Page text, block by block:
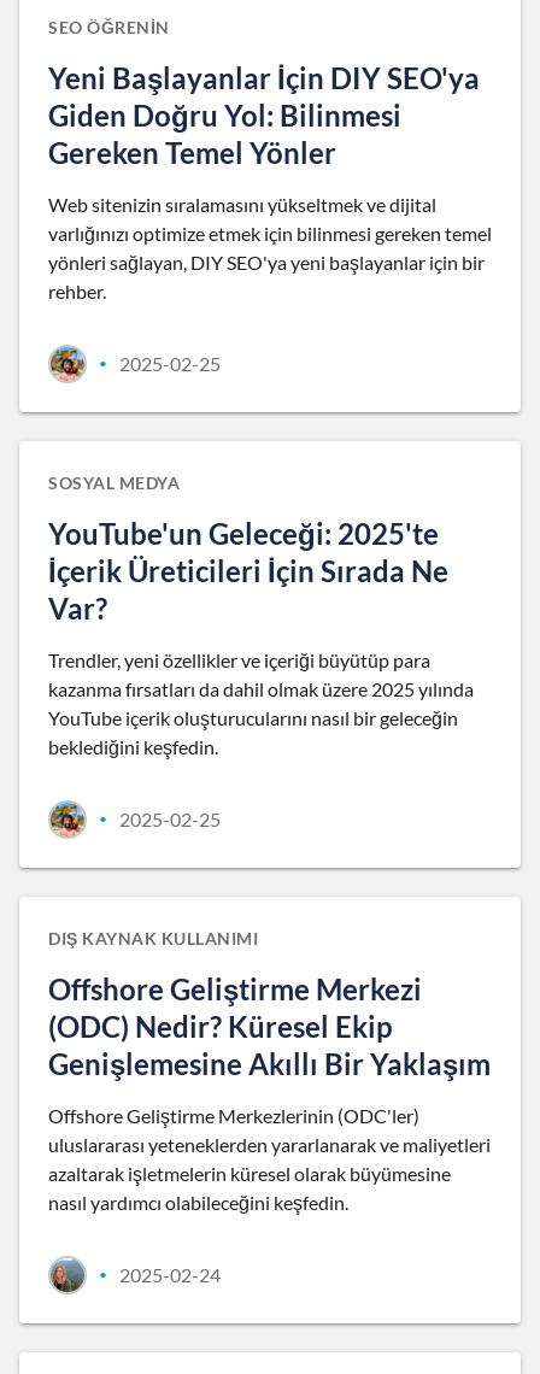
SEO ÖĞRENIN
Yeni Başlayanlar İçin DIY SEO'ya
Giden Doğru Yol: Bilinmesi
Gereken Temel Yönler
Web sitenizin sıralamasını yükseltmek ve dijital
varlığınızı optimize etmek için bilinmesi gereken temel
yönleri sağlayan, DIY SEO'ya yeni başlayanlar için bir
rehber.
• 2025-02-25
SOSYAL MEDYA
YouTube'un Geleceği: 2025'te
İçerik Üreticileri İçin Sırada Ne
Var?
Trendler, yeni özellikler ve içeriği büyütüp para
kazanma fırsatları da dahil olmak üzere 2025 yılında
YouTube içerik oluşturucularını nasıl bir geleceğin
beklediğini keşfedin.
• 2025-02-25
DIŞ KAYNAK KULLANIMI
Offshore Geliştirme Merkezi
(ODC) Nedir? Küresel Ekip
Genişlemesine Akıllı Bir Yaklaşım
Offshore Geliştirme Merkezlerinin (ODC'ler)
uluslararası yeteneklerden yararlanarak ve maliyetleri
azaltarak işletmelerin küresel olarak büyümesine
nasıl yardımcı olabileceğini keşfedin.
• 2025-02-24